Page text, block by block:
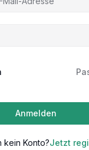
Anmelden
kein Konto?Jetzt